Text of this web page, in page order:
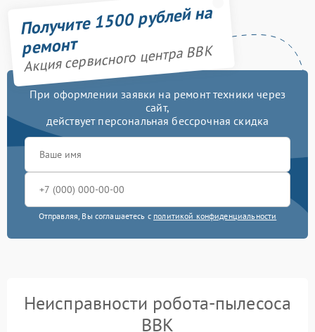
Получите 1500 рублей на
ремонт
Акция сервисного центра BBK
При оформлении заявки на ремонт техники через
сайт,
действует персональная бессрочная скидка
Отправляя, Вы соглашаетесь с политикой конфиденциальности
Неисправности робота-пылесоса
BBK